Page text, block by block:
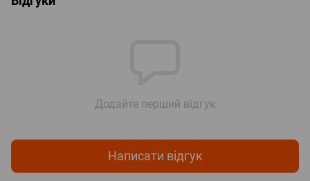
Додайте перший відгук
Написати відгук